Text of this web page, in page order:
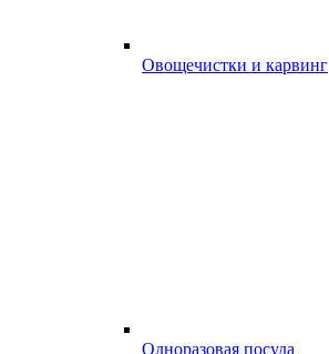
Овощечистки и карвинг
Одноразовая посуда